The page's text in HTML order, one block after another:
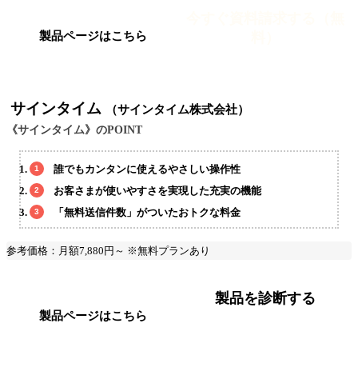
製品ページはこちら
サインタイム （サインタイム株式会社）
《サインタイム》のPOINT
誰でもカンタンに使えるやさしい操作性
お客さまが使いやすさを実現した充実の機能
「無料送信件数」がついたおトクな料金
参考価格：月額7,880円～ ※無料プランあり
製品ページはこちら
製品を診断する